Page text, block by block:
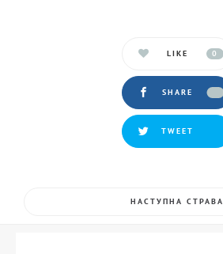
LIKE 0
SHARE
TWEET
НАСТУПНА СТРАВА